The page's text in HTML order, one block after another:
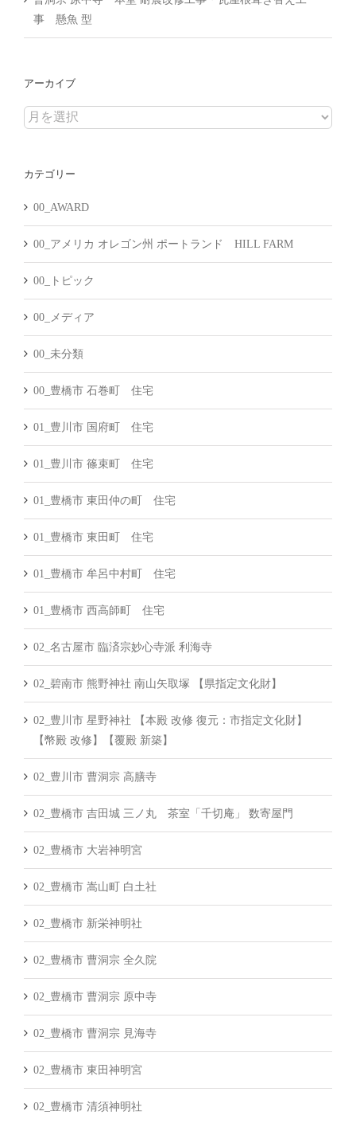
事 懸魚 型
アーカイブ
ア
イ
カテゴリー
00_AWARD
00_アメリカ オレゴン州 ポートランド HILL FARM
00_トピック
00_メディア
00_未分類
00_豊橋市 石巻町 住宅
01_豊川市 国府町 住宅
01_豊川市 篠束町 住宅
01_豊橋市 東田仲の町 住宅
01_豊橋市 東田町 住宅
01_豊橋市 牟呂中村町 住宅
01_豊橋市 西高師町 住宅
02_名古屋市 臨済宗妙心寺派 利海寺
02_碧南市 熊野神社 南山矢取塚 【県指定文化財】
02_豊川市 星野神社 【本殿 改修 復元：市指定文化財】
【幣殿 改修】【覆殿 新築】
02_豊川市 曹洞宗 高膳寺
02_豊橋市 吉田城 三ノ丸 茶室「千切庵」 数寄屋門
02_豊橋市 大岩神明宮
02_豊橋市 嵩山町 白土社
02_豊橋市 新栄神明社
02_豊橋市 曹洞宗 全久院
02_豊橋市 曹洞宗 原中寺
02_豊橋市 曹洞宗 見海寺
02_豊橋市 東田神明宮
02_豊橋市 清須神明社